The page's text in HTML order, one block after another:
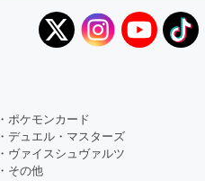
・ポケモンカード
・デュエル・マスターズ
・ヴァイスシュヴァルツ
・その他